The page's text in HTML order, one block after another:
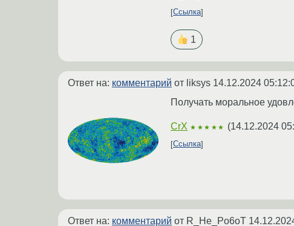
Ссылка
1
Ответ на: комментарий от liksys 14.12.2024
Получать моральное
CrX ★★★★★ (14.12.2024
Ссылка
Ответ на: комментарий от R_He_Po6oT